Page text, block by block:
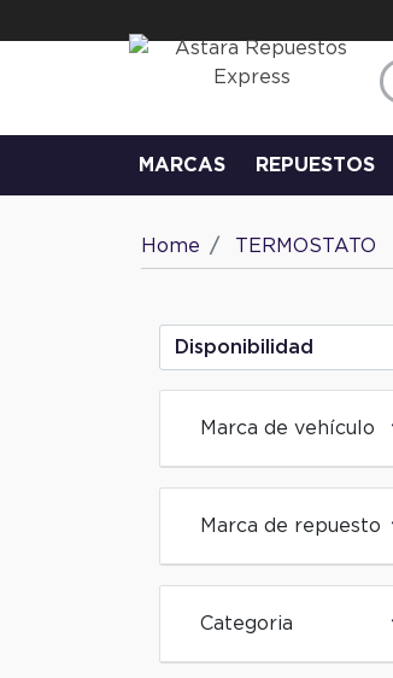
MARCAS REPUESTOS
Home TERMOSTATO
Marca de vehículo
Marca de repuesto
Categoria